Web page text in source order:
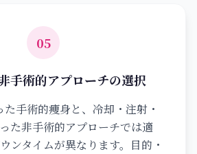
05
手術的アプローチの選択
手術的痩身と、冷却・注射・
た非手術的アプローチでは適
ンタイムが異なります。目的・